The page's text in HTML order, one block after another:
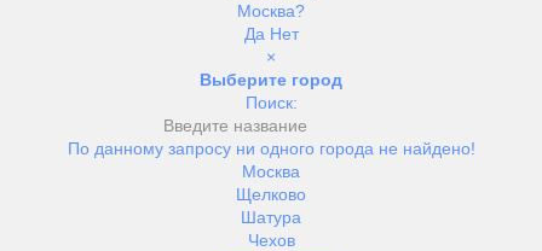
Москва?
Да Нет
×
Выберите город
Поиск:
По данному запросу ни одного города не найдено!
Москва
Щелково
Шатура
Чехов